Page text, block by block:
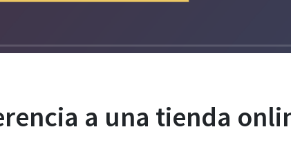
a una tienda